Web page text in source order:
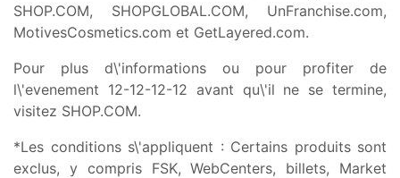
SHOP.COM, SHOPGLOBAL.COM, UnFranchise.com,
MotivesCosmetics.com et GetLayered.com.
Pour plus d\'informations ou pour profiter de
l\'evenement 12-12-12-12 avant qu\'il ne se termine,
visitez SHOP.COM.
*Les conditions s\'appliquent : Certains produits sont
exclus, y compris FSK, WebCenters, billets, Market